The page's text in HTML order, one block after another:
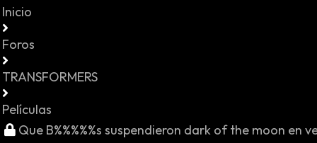
Inicio
Foros
TRANSFORMERS
Películas
Que B%%%%%s suspendieron dark of the moon en